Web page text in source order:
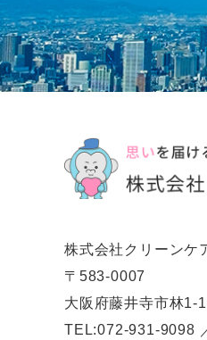
株式会社クリーンケ
〒583-0007
大阪府藤井寺市林1-
TEL:072-931-9098